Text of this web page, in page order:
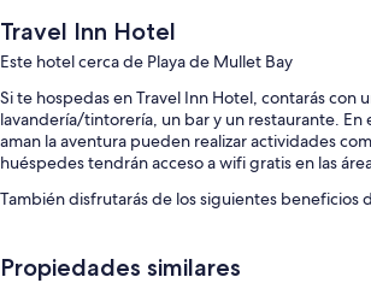
Travel Inn Hotel
Este hotel cerca de Playa de Mullet Bay
Si te hospedas en Travel Inn Hotel, contarás con
lavandería/tintorería, un bar y un restaurante. En
aman la aventura pueden realizar actividades
huéspedes tendrán acceso a wifi gratis en las
También disfrutarás de los siguientes beneficios
Alquiler de bicicletas, resguardo de equipaje y
Propiedades similares